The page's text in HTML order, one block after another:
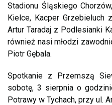
Stadionu Śląskiego
Kielce, Kacper Grzebieluch
Artur Taradaj z Podlesianki
również nasi młodzi
Piotr Gębala.
Spotkanie z Przemszą
sobotę, 3 sierpnia o
Potrawy w Tychach, przy ul.